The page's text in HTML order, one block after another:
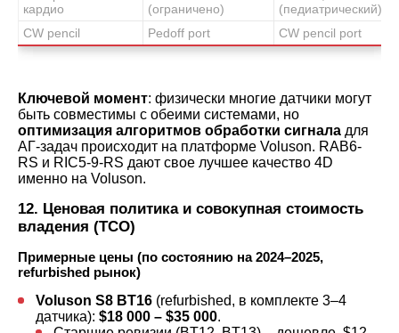
кардио
(ограничено)
(педиатрический)
CW pencil
Pedoff port CW pencil port
Ключевой момент: физически многие датчики могут
быть совместимы с обеими системами, но
оптимизация алгоритмов обработки сигнала для
АГ-задач происходит на платформе Voluson. RAB6-
RS и RIC5-9-RS дают свое лучшее качество 4D
именно на Voluson.
12. Ценовая политика и совокупная стоимость
владения (TCO)
Примерные цены (по состоянию на 2024–2025,
refurbished рынок)
Voluson S8 BT16 (refurbished, в комплекте 3–4
датчика): $18 000 – $35 000.